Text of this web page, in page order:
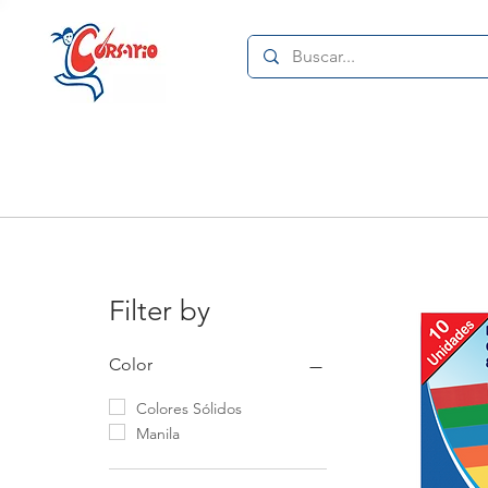
Filter by
Color
Colores Sólidos
Manila